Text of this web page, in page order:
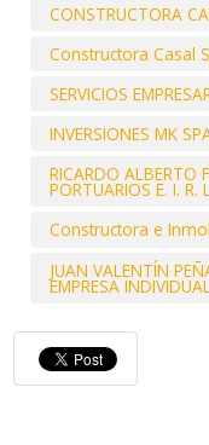
CONSTRUCTORA
Constructora Casal
SERVICIOS
INVERSIONES MK
RICARDO ALBERTO
PORTUARIOS E. I. R.
Constructora e
JUAN VALENTÍN
EMPRESA